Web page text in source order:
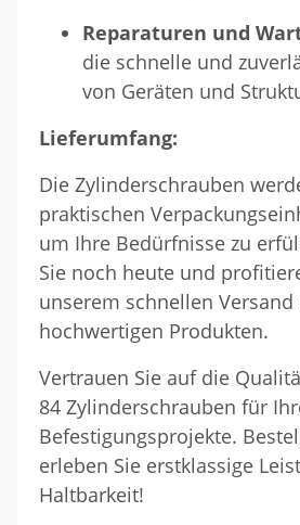
Reparaturen und
die schnelle und
von Geräten und
Lieferumfang:
Die Zylinderschrauben
praktischen
um Ihre Bedürfnisse zu
Sie noch heute und
unserem schnellen
hochwertigen Produkten.
Vertrauen Sie auf die
84 Zylinderschrauben für
Befestigungsprojekte.
erleben Sie erstklassige
Haltbarkeit!